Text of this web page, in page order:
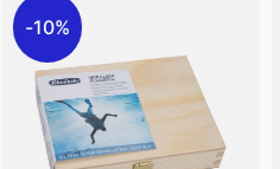
10%